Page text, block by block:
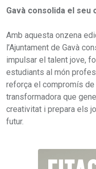
Gavà consolida el seu
Amb aquesta onzena
l’Ajuntament de Gavà
impulsar el talent jove,
estudiants al món
reforça el compromís de
transformadora que
creativitat i prepara els
futur.